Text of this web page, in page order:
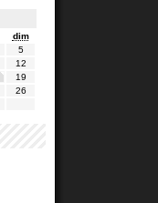
dim
5
12
19
26